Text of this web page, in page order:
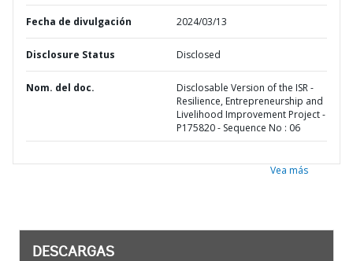
Fecha de divulgación 2024/03/13
Disclosure Status Disclosed
Nom. del doc.
Disclosable Version of the ISR -
Resilience, Entrepreneurship and
Livelihood Improvement Project -
P175820 - Sequence No : 06
Vea más
DESCARGAS